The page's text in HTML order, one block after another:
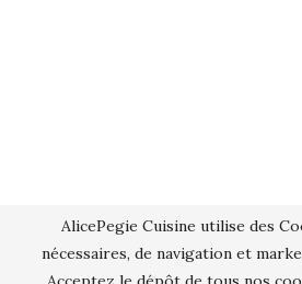
AlicePegie Cuisine utilise des
nécessaires, de navigation et